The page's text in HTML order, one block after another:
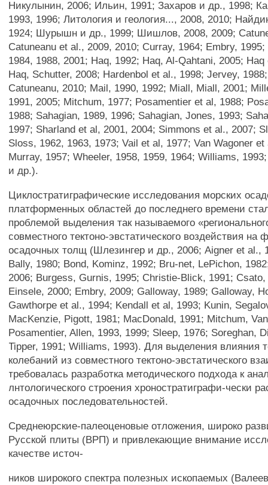
Никулынин, 2006; Ильин, 1991; Захаров и др., 1998;
1993, 1996; Литология и геология..., 2008, 2010;
1924; Шурышн и др., 1999; Шишлов, 2008, 2009;
Catuneanu et al., 2009, 2010; Curray, 1964; Embry,
1984, 1988, 2001; Haq, 1992; Haq, Al-Qahtani, 2005;
Haq, Schutter, 2008; Hardenbol et al., 1998; Jervey,
Catuneanu, 2010; Mail, 1990, 1992; Miall, Miall, 2001;
1991, 2005; Mitchum, 1977; Posamentier et al, 1988;
1988; Sahagian, 1989, 1996; Sahagian, Jones, 1993;
1997; Sharland et al, 2001, 2004; Simmons et al., 2007;
Sloss, 1962, 1963, 1973; Vail et al, 1977; Van Wagoner
Murray, 1957; Wheeler, 1958, 1959, 1964; Williams,
и др.).
Циклостратиграфические исследования морских
платформенных областей до последнего времени
проблемой выделения так называемого
совместного тектоно-эвстатического воздействия на
осадочных толщ (Шлезингер и др., 2006; Aigner et al.,
Bally, 1980; Bond, Kominz, 1992; Bru-net, LePichon,
2006; Burgess, Gurnis, 1995; Christie-Blick, 1991;
Einsele, 2000; Embry, 2009; Galloway, 1989; Galloway,
Gawthorpe et al., 1994; Kendall et al, 1993; Kunin,
MacKenzie, Pigott, 1981; MacDonald, 1991; Mitchum,
Posamentier, Allen, 1993, 1999; Sleep, 1976; Soreghan,
Tipper, 1991; Williams, 1993). Для выделения влияния
колебаний из совместного тектоно-эвстатического
требовалась разработка методического подхода к
лнтологического строения хроностратиграфи-чески
осадочных последовательностей.
Среднеюрские-палеоценовые отложения, широко
Русской плиты (ВРП) и привлекающие внимание
качестве источ-
ников широкого спектра полезных ископаемых